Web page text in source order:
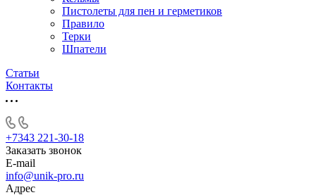
Пистолеты для пен и герметиков
Правило
Терки
Шпатели
Статьи
Контакты
+7343 221-30-18
Заказать звонок
E-mail
info@unik-pro.ru
Адрес